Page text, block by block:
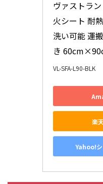
ヴァストラ
火シート 耐
洗い可能 運
き
VL-SFA-L90-BLK
楽
Yahoo!シ